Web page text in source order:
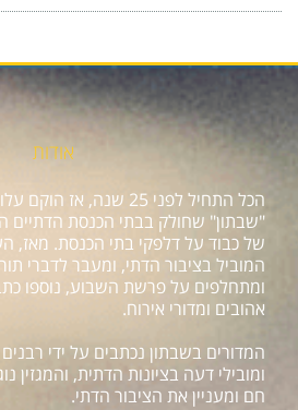
אודות
הכל התחיל לפני 25 שנה,
"שבתון" שחולק בבתי הכנסת הדתיים
של כבוד על דלפקי בתי הכנסת. מאז,
המוביל בציבור הדתי, ומעבר לדברי
ומתחלפים על פרשת השבוע, נוספו
אהובים ומדורי אירוח.
המדורים בשבתון נכתבים על ידי
ומובילי דעה בציונות הדתית, והמגזין
חם ומעניין את הציבור הדתי.